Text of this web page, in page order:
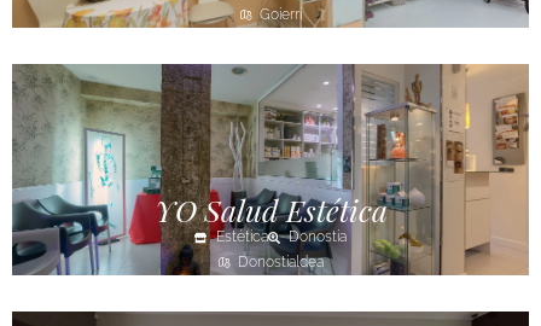
Goierri
YO Salud Estética
Estética
Donostia
Donostialdea